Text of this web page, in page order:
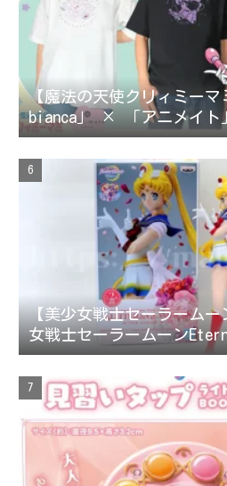
【魔法の天使クリィミーマ
bianca」 × 「アニメイト
「arti-mate」によるオリ
雑貨の販売が決定！
【美少女戦士セーラームー
女戦士セーラームーン
GLITTER&GLAMOURS-SUPER
リッターアンドグラマラス
ーセーラームーン］フィギ
レビュー/評価